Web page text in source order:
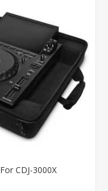
CDJ-3000X